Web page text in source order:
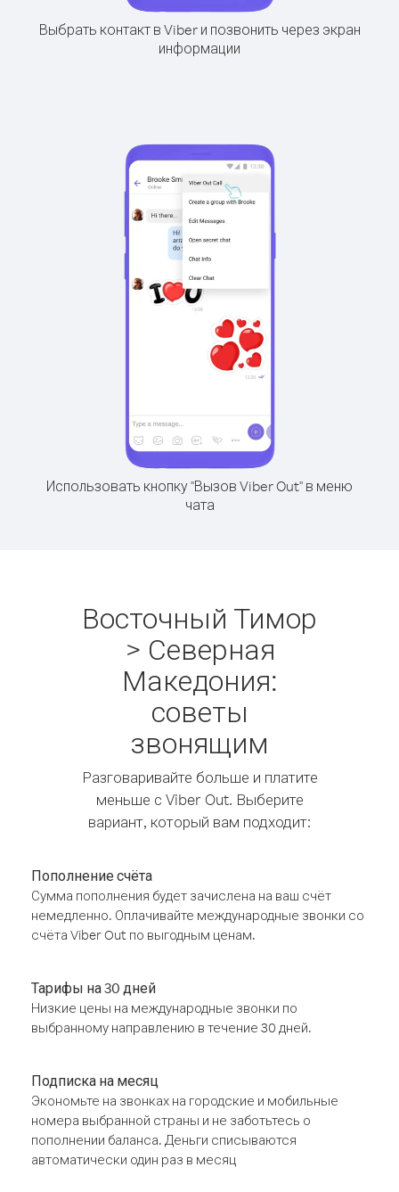
Выбрать контакт в Viber и позвонить через экран
информации
Использовать кнопку "Вызов Viber Out" в меню
чата
Восточный Тимор
> Северная
Македония:
советы
звонящим
Разговаривайте больше и платите
меньше с Viber Out. Выберите
вариант, который вам подходит:
Пополнение счёта
Сумма пополнения будет зачислена на ваш счёт
немедленно. Оплачивайте международные звонки со
счёта Viber Out по выгодным ценам.
Тарифы на 30 дней
Низкие цены на международные звонки по
выбранному направлению в течение 30 дней.
Подписка на месяц
Экономьте на звонках на городские и мобильные
номера выбранной страны и не заботьтесь о
пополнении баланса. Деньги списываются
автоматически один раз в месяц